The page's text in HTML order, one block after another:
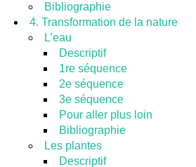
Bibliographie
4. Transformation de la nature
L’eau
Descriptif
1re séquence
2e séquence
3e séquence
Pour aller plus loin
Bibliographie
Les plantes
Descriptif